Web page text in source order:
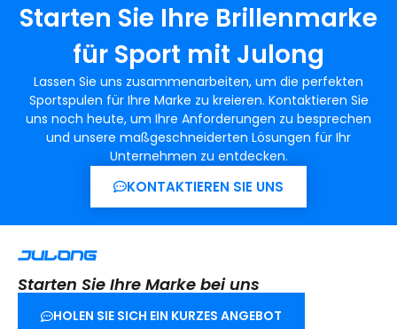
Starten Sie Ihre Brillenmarke
für Sport mit Julong
Lassen Sie uns zusammenarbeiten, um die perfekten
Sportspulen für Ihre Marke zu kreieren. Kontaktieren Sie
uns noch heute, um Ihre Anforderungen zu besprechen
und unsere maßgeschneiderten Lösungen für Ihr
Unternehmen zu entdecken.
KONTAKTIEREN SIE UNS
Starten Sie Ihre Marke bei uns
HOLEN SIE SICH EIN KURZES ANGEBOT